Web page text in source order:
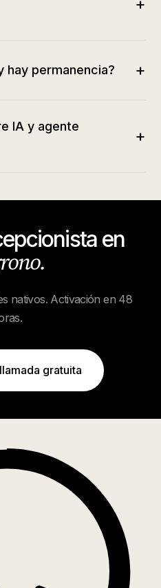
hay permanencia? +
IA y agente
+
en
.
nativos. Activación en 48
gratuita